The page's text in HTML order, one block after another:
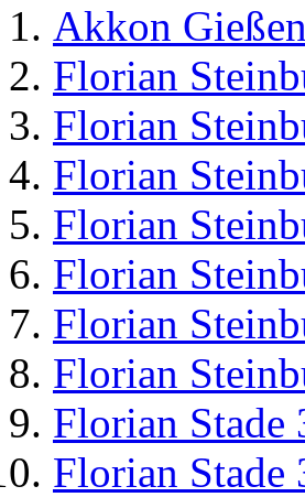
Akkon
Florian
Florian
Florian
Florian
Florian
Florian
Florian
Florian Stade
Florian Stade